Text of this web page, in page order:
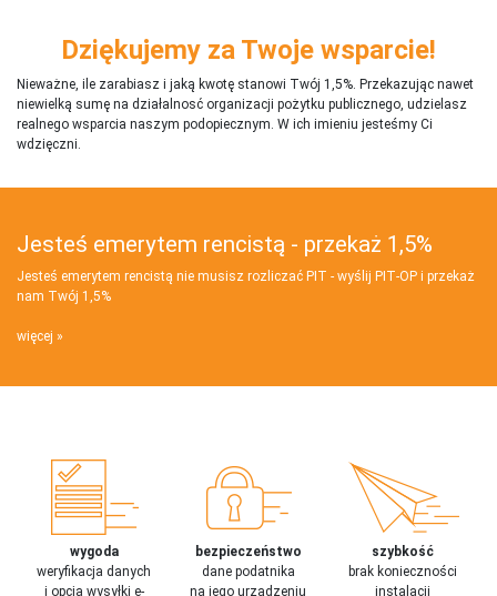
Dziękujemy za Twoje wsparcie!
Nieważne, ile zarabiasz i jaką kwotę stanowi Twój 1,5%. Przekazując nawet
niewielką sumę na działalnosć organizacji pożytku publicznego, udzielasz
realnego wsparcia naszym podopiecznym. W ich imieniu jesteśmy Ci
wdzięczni.
Jesteś emerytem rencistą - przekaż 1,5%
Jesteś emerytem rencistą nie musisz rozliczać PIT - wyślij PIT‑OP i przekaż
nam Twój 1,5%
więcej
wygoda
weryfikacja danych
i opcja wysyłki e-
bezpieczeństwo
dane podatnika
na jego urządzeniu
szybkość
brak konieczności
instalacji